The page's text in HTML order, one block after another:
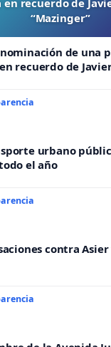
“Mazinger”
de una
recuerdo de
urbano
el año
contra Asier